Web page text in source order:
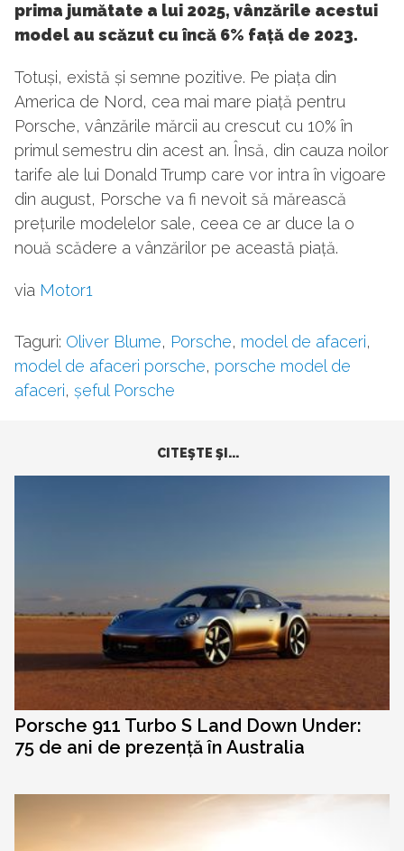
prima jumătate a lui 2025, vânzările acestui
model au scăzut cu încă 6% față de 2023.
Totuși, există și semne pozitive. Pe piața din
America de Nord, cea mai mare piață pentru
Porsche, vânzările mărcii au crescut cu 10% în
primul semestru din acest an. Însă, din cauza noilor
tarife ale lui Donald Trump care vor intra în vigoare
din august, Porsche va fi nevoit să mărească
prețurile modelelor sale, ceea ce ar duce la o
nouă scădere a vânzărilor pe această piață.
via Motor1
Taguri: Oliver Blume, Porsche, model de afaceri,
model de afaceri porsche, porsche model de
afaceri, șeful Porsche
CITEŞTE ŞI...
Porsche 911 Turbo S Land Down Under:
75 de ani de prezență în Australia